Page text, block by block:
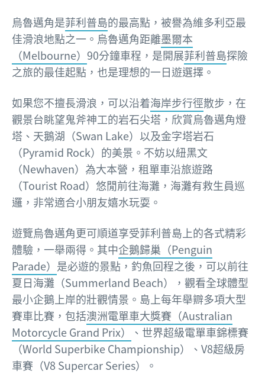
烏魯邁角是菲利普島的最高點，被譽為維多利亞最
佳滑浪地點之一。烏魯邁角距離墨爾本
（Melbourne） 90分鐘車程，是開展菲利普島探險
之旅的最佳起點，也是理想的一日遊選擇。
如果您不擅長滑浪，可以沿着海岸步行徑散步，在
觀景台眺望鬼斧神工的岩石尖塔，欣賞烏魯邁角燈
塔、天鵝湖（Swan Lake）以及金字塔岩石
（Pyramid Rock）的美景。不妨以紐黑文
（Newhaven）為大本營，租單車沿旅遊路
（Tourist Road）悠閒前往海灘，海灘有救生員巡
邏，非常適合小朋友嬉水玩耍。
遊覽烏魯邁角更可順道享受菲利普島上的各式精彩
體驗，一舉兩得。其中企鵝歸巢（Penguin
Parade） 是必遊的景點，釣魚回程之後，可以前往
夏日海灘（Summerland Beach），觀看全球體型
最小企鵝上岸的壯觀情景。島上每年舉辧多項大型
賽車比賽，包括澳洲電單車大獎賽（Australian
Motorcycle Grand Prix）
、世界超級電單車錦標賽
（World Superbike Championship）、V8超級房
車賽（V8 Supercar Series）。